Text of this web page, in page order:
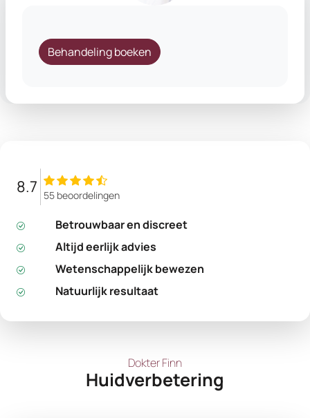
Behandeling boeken
8.7 55 beoordelingen
Betrouwbaar en discreet
Altijd eerlijk advies
Wetenschappelijk bewezen
Natuurlijk resultaat
Dokter Finn
Huidverbetering